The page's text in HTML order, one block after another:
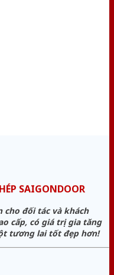
SAIGONDOOR
cho đối tác và khách
cấp, có giá trị gia tăng
tương lai tốt đẹp hơn!